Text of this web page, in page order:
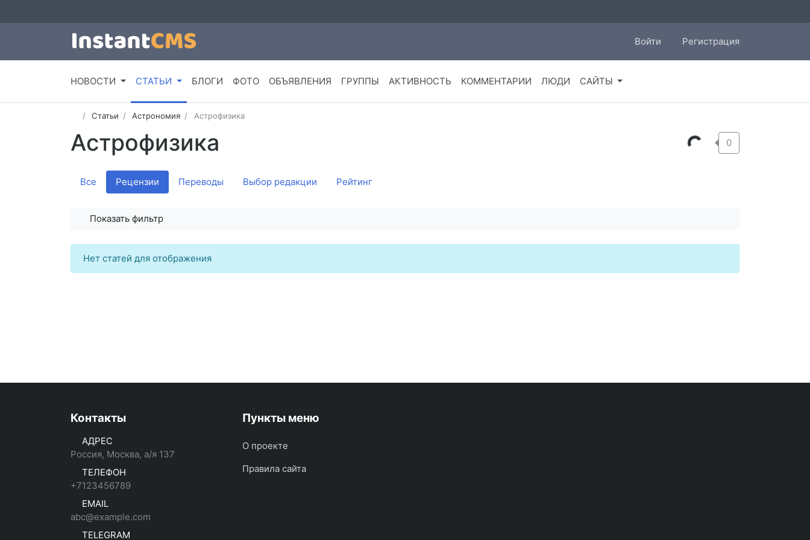
Войти Регистрация
НОВОСТИ СТАТЬИ БЛОГИ ФОТО ОБЪЯВЛЕНИЯ ГРУППЫ АКТИВНОСТЬ КОММЕНТАРИИ ЛЮДИ САЙТЫ
Статьи Астрономия Астрофизика
Астрофизика 0
Все Рецензии Переводы Выбор редакции Рейтинг
Показать фильтр
Нет статей для отображения
Контакты
АДРЕС
Россия, Москва, а/я 137
ТЕЛЕФОН
+7123456789
EMAIL
abc@example.com
TELEGRAM
Пункты меню
О проекте
Правила сайта